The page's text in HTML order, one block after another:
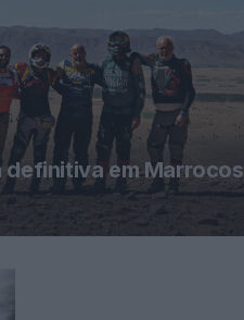
definitiva em Marrocos